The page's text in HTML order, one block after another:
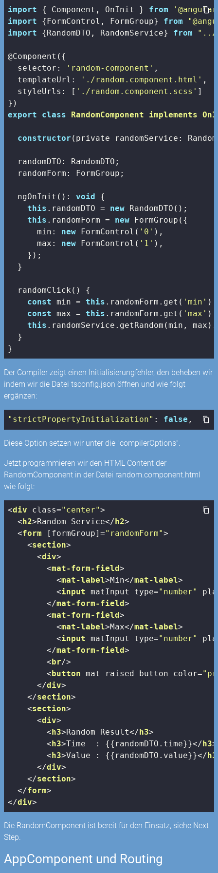
import { Component, OnInit } from
import {FormControl, FormGroup} from
import {RandomDTO, RandomService} from "../
@Component({
selector : 'random-component' ,
templateUrl : './random.component.html' ,
styleUrls : [ './random.component.scss' ]
export
class RandomComponent implements
constructor (private randomService:
  randomDTO: RandomDTO;
  randomForm: FormGroup;
  ngOnInit():
void
{
this .randomDTO = new RandomDTO();
this .randomForm = new FormGroup({
min : new FormControl( '0' ),
max : new FormControl( '1' ),
    });
  }
  randomClick() {
const min = this .randomForm.get( 'min'
const max = this .randomForm.get( 'max'
this .randomService.getRandom(min,
  }
}
Der Compiler zeigt einen Initialisierungfehler, den beheben wir
indem wir die Datei tsconfig.json öffnen und wie folgt
ergänzen:
"strictPropertyInitialization" : false ,
Diese Option setzen wir unter die "compilerOptions".
Jetzt programmieren wir den HTML Content der
RandomComponent in der Datei random.component.html
wie folgt:
<div class="center">
<h2>Random Service</h2>
<form [ formGroup]="randomForm">
<section>
<div>
<mat-form-field>
<mat-label>Min</mat-label>
<input matInput type="number"
</mat-form-field>
<mat-form-field>
<mat-label>Max</mat-label>
<input matInput type="number"
</mat-form-field>
<br/>
<button mat-raised-button color=
</div>
</section>
<section>
<div>
<h3>Random Result</h3>
<h3>Time  : {{randomDTO.time}}</h3>
<h3>Value : {{randomDTO.value}}</h3
</div>
</section>
</form>
</div>
Die RandomComponent ist bereit für den Einsatz, siehe Next
Step.
AppComponent und Routing